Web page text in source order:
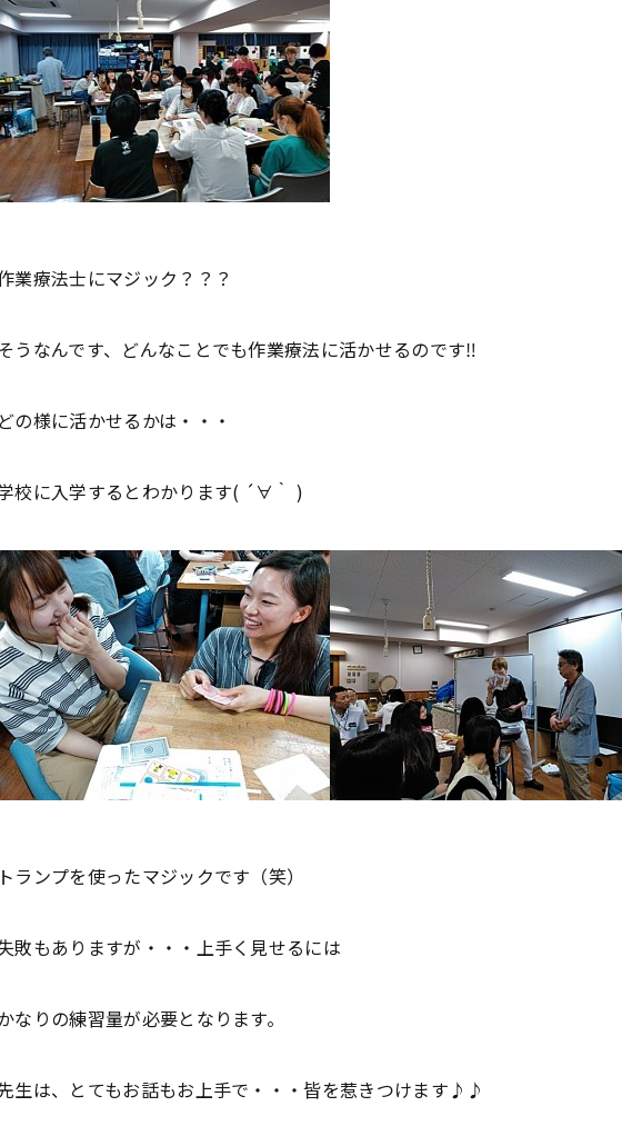
業療法士にマジック？？？
うなんです、どんなことでも作業療法に活かせるのです‼
どの様に活かせるかは・・・
校に入学するとわかります( ´∀｀ )
トランプを使ったマジックです（笑）
敗もありますが・・・上手く見せるには
なりの練習量が必要となります。
生は、とてもお話もお上手で・・・皆を惹きつけます♪♪